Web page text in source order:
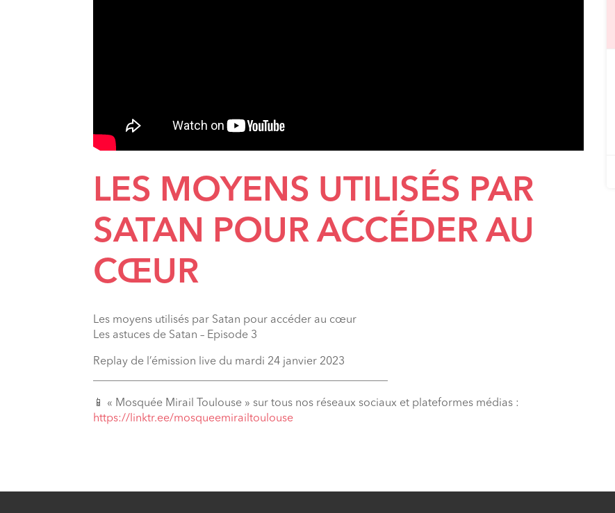
LES MOYENS UTILISÉS PAR
SATAN POUR ACCÉDER AU
CŒUR
Les moyens utilisés par Satan pour accéder au cœur
Les astuces de Satan – Episode 3
Replay de l’émission live du mardi 24 janvier 2023
📱 « Mosquée Mirail Toulouse » sur tous nos réseaux sociaux et plateformes médias :
https://linktr.ee/mosqueemirailtoulouse